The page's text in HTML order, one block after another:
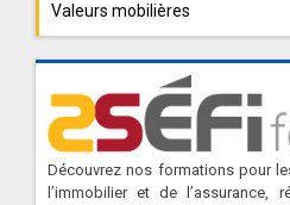
Valeurs mobilières
Découvrez nos formations pour
l’immobilier et de l’assurance,